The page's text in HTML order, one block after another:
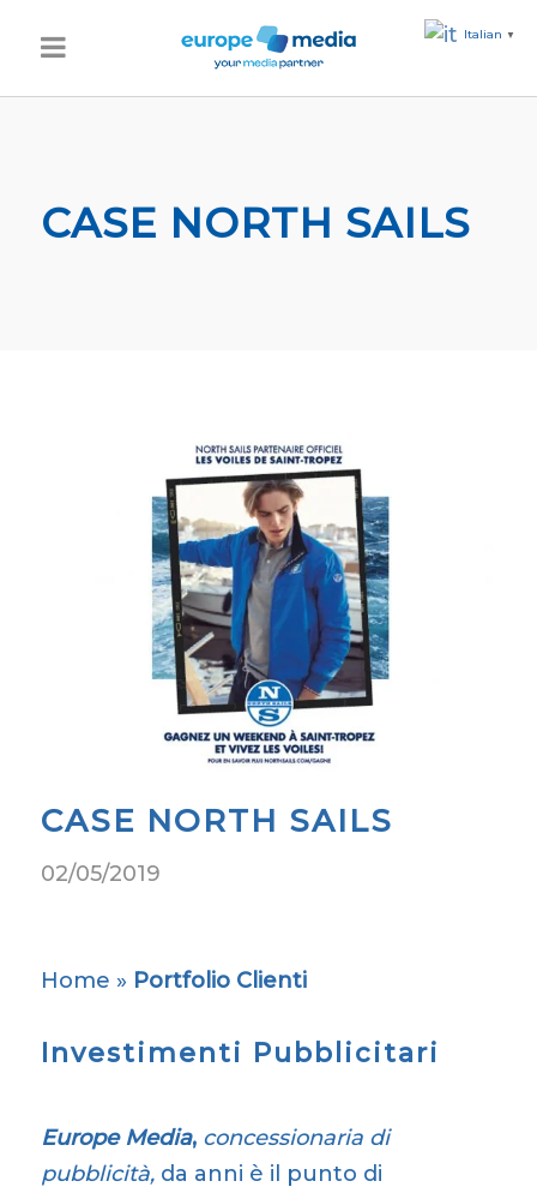
CASE NORTH SAILS
CASE NORTH SAILS
02/05/2019
Home » Portfolio Clienti
Investimenti Pubblicitari
Europe Media, concessionaria di
pubblicità,da anni è il punto di
Italian ▼